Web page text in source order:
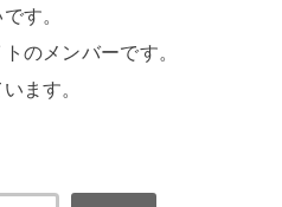
す。
のメンバーです。
ます。